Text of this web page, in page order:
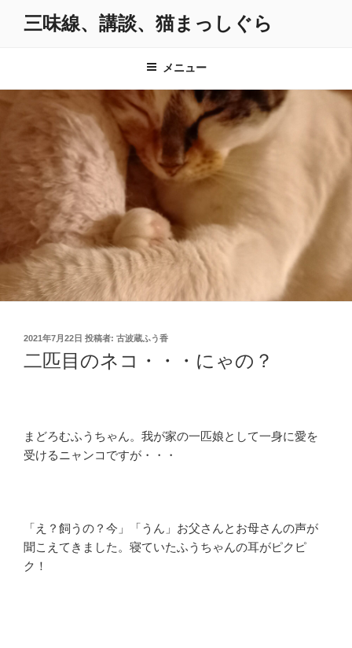
へ
三味線、講談、猫まっしぐら
メニュー
投
日:
2021年7月22日 投稿者: 古波蔵ふう香
二匹目のネコ・・・にゃの？
まどろむふうちゃん。我が家の一匹娘として一身に愛を
受けるニャンコですが・・・
「え？飼うの？今」「うん」お父さんとお母さんの声が
聞こえてきました。寝ていたふうちゃんの耳がピクピ
ク！